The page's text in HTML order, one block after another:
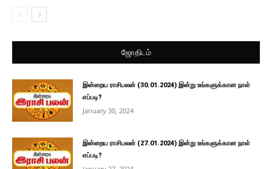
ஜோதிடம்
இன்றைய ராசிபலன் (30.01.2024) இன்று உங்களுக்கான நாள்
எப்படி?
January 30, 2024
இன்றைய ராசிபலன் (27.01.2024) இன்று உங்களுக்கான நாள்
எப்படி?